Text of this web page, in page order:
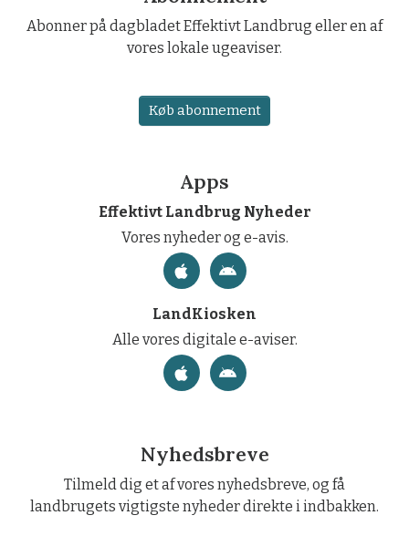
Abonner på dagbladet Effektivt Landbrug eller en af
vores lokale ugeaviser.
Køb abonnement
Apps
Effektivt Landbrug Nyheder
Vores nyheder og e-avis.
LandKiosken
Alle vores digitale e-aviser.
Nyhedsbreve
Tilmeld dig et af vores nyhedsbreve, og få
landbrugets vigtigste nyheder direkte i indbakken.